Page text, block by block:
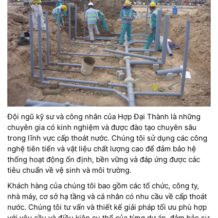
Đội ngũ kỹ sư và công nhân của Hợp Đại Thành là những
chuyên gia có kinh nghiệm và được đào tạo chuyên sâu
trong lĩnh vực cấp thoát nước. Chúng tôi sử dụng các công
nghệ tiên tiến và vật liệu chất lượng cao để đảm bảo hệ
thống hoạt động ổn định, bền vững và đáp ứng được các
tiêu chuẩn về vệ sinh và môi trường.
Khách hàng của chúng tôi bao gồm các tổ chức, công ty,
nhà máy, cơ sở hạ tầng và cá nhân có nhu cầu về cấp thoát
nước. Chúng tôi tư vấn và thiết kế giải pháp tối ưu phù hợp